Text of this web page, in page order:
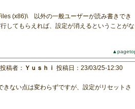
(x86)\ 以外の一般ユーザーが読み書きでき
してもらえれば、設定が消えるということがな
投稿者： Ｙｕｓｈｉ 投稿日：23/03/25-12:30
ない点は変わらずですが、設定がリセットさ